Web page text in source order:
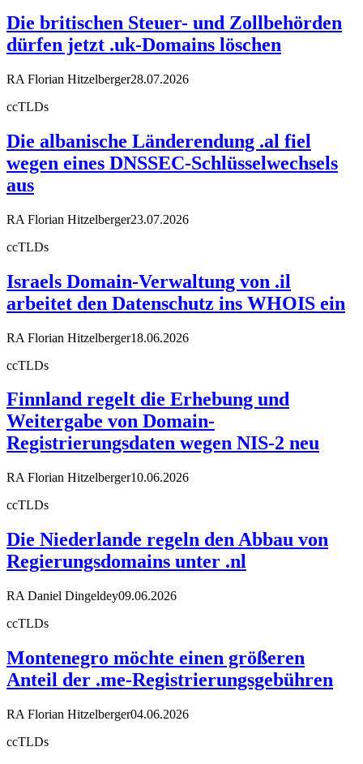
Die britischen Steuer- und Zollbehörden
dürfen jetzt .uk-Domains löschen
RA Florian Hitzelberger28.07.2026
ccTLDs
Die albanische Länderendung .al fiel
wegen eines DNSSEC-Schlüsselwechsels
aus
RA Florian Hitzelberger23.07.2026
ccTLDs
Israels Domain-Verwaltung von .il
arbeitet den Datenschutz ins WHOIS ein
RA Florian Hitzelberger18.06.2026
ccTLDs
Finnland regelt die Erhebung und
Weitergabe von Domain-
Registrierungsdaten wegen NIS-2 neu
RA Florian Hitzelberger10.06.2026
ccTLDs
Die Niederlande regeln den Abbau von
Regierungsdomains unter .nl
RA Daniel Dingeldey09.06.2026
ccTLDs
Montenegro möchte einen größeren
Anteil der .me-Registrierungsgebühren
RA Florian Hitzelberger04.06.2026
ccTLDs